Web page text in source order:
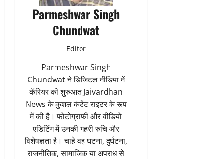
Parmeshwar Singh
Chundwat
Editor
Parmeshwar Singh
Chundwat ने डिजिटल मीडिया में
कॅरियर की शुरुआत Jaivardhan
News के कुशल कंटेंट राइटर के रूप
में की है। फोटोग्राफी और वीडियो
एडिटिंग में उनकी गहरी रुचि और
विशेषज्ञता है। चाहे वह घटना, दुर्घटना,
राजनीतिक, सामाजिक या अपराध से